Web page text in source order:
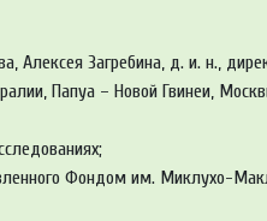
Алексея Загребина, д. и. н.,
Папуа – Новой Гвинеи,
Фондом им. Миклухо-